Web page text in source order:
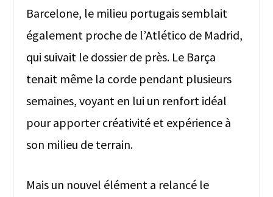
Barcelone, le milieu portugais semblait
également proche de l’Atlético de Madrid,
qui suivait le dossier de près. Le Barça
tenait même la corde pendant plusieurs
semaines, voyant en lui un renfort idéal
pour apporter créativité et expérience à
son milieu de terrain.
Mais un nouvel élément a relancé le